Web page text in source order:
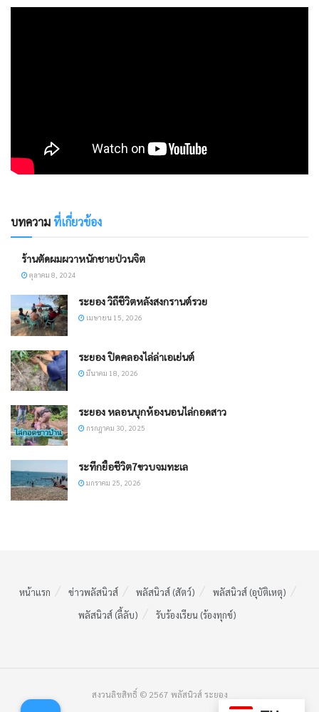
บทความที่เกี่ยวข้อง
ร้านตัดผมผวาหนักชายป่วนจิต
ตุลาคม 8, 2024
ระยอง วิถีชีวิตหลังสงกรานต์รวย
เมษายน 15, 2026
ระยอง ​ปิดคลองไล่ล่าเอเย่นต์
มีนาคม 18, 2026
ระยอง หลอนบุกห้องนอนไล่กอดสาว
กรกฎาคม 30, 2025
ระทึกยื้อชีวิต7ขวบจมทะเล
มกราคม 25, 2026
หน้าแรก ข่าวพลัสนิวส์ พลัสนิวส์ (สัตว์)
พลัสนิวส์ (อุบัติเหตุ)
พลัสนิวส์ (ลี้ลับ)
รับร้องเรียน (ร้องทุกข์)
สงวนลิขสิทธิ์ © 2567 พลัสนิวส์ ระยอง